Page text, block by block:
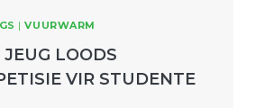
|VUURWARM
LOODS
VIR STUDENTE